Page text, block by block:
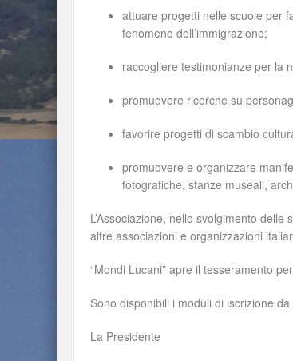
attuare progetti nelle scuole per
fenomeno dell’immigrazione;
raccogliere testimonianze per la
promuovere ricerche su
favorire progetti di scambio
promuovere e organizzare
fotografiche, stanze museali,
L’Associazione, nello svolgimento
altre associazioni e organizzazioni
“Mondi Lucani” apre il tesseramento
Sono disponibili i moduli di iscrizione
La Presidente